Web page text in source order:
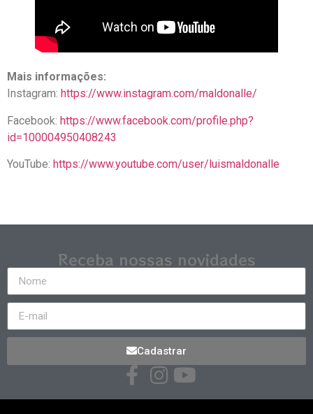
Mais informações:
Instagram: https://www.instagram.com/maldonalle/
Facebook: https://www.facebook.com/profile.php?
id=100004950408243
YouTube: https://www.youtube.com/user/luismaldonalle
Receba nossas novidades
Cadastrar